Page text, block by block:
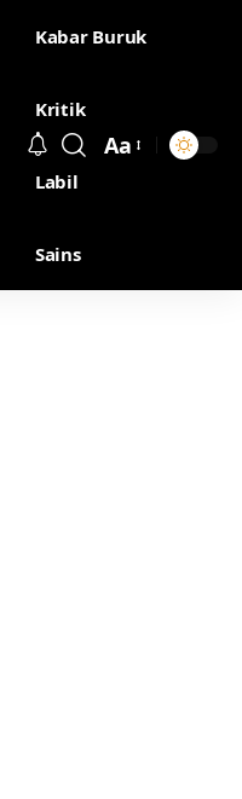
Kabar Buruk
Kritik
Labil
Sains
Aa